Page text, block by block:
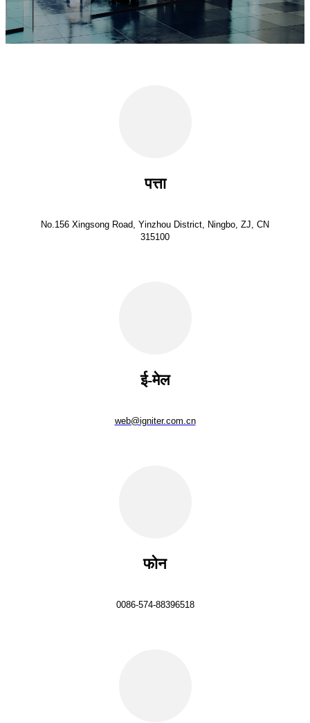
पत्ता
No.156 Xingsong Road, Yinzhou District, Ningbo, ZJ, CN
315100
ई-मेल
web@igniter.com.cn
फोन
0086-574-88396518